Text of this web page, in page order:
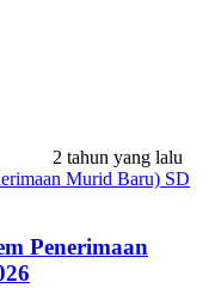
2 tahun yang lalu
Penerimaan